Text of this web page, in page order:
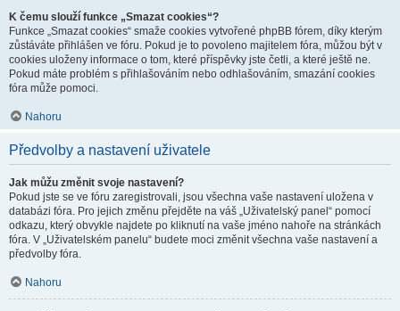
K čemu slouží funkce „Smazat cookies“?
Funkce „Smazat cookies“ smaže cookies vytvořené phpBB fórem, díky kterým
zůstáváte přihlášen ve fóru. Pokud je to povoleno majitelem fóra, můžou být v
cookies uloženy informace o tom, které příspěvky jste četli, a které ještě ne.
Pokud máte problém s přihlašováním nebo odhlašováním, smazání cookies
fóra může pomoci.
Nahoru
Předvolby a nastavení uživatele
Jak můžu změnit svoje nastavení?
Pokud jste se ve fóru zaregistrovali, jsou všechna vaše nastavení uložena v
databázi fóra. Pro jejich změnu přejděte na váš „Uživatelský panel“ pomocí
odkazu, který obvykle najdete po kliknutí na vaše jméno nahoře na stránkách
fóra. V „Uživatelském panelu“ budete moci změnit všechna vaše nastavení a
předvolby fóra.
Nahoru